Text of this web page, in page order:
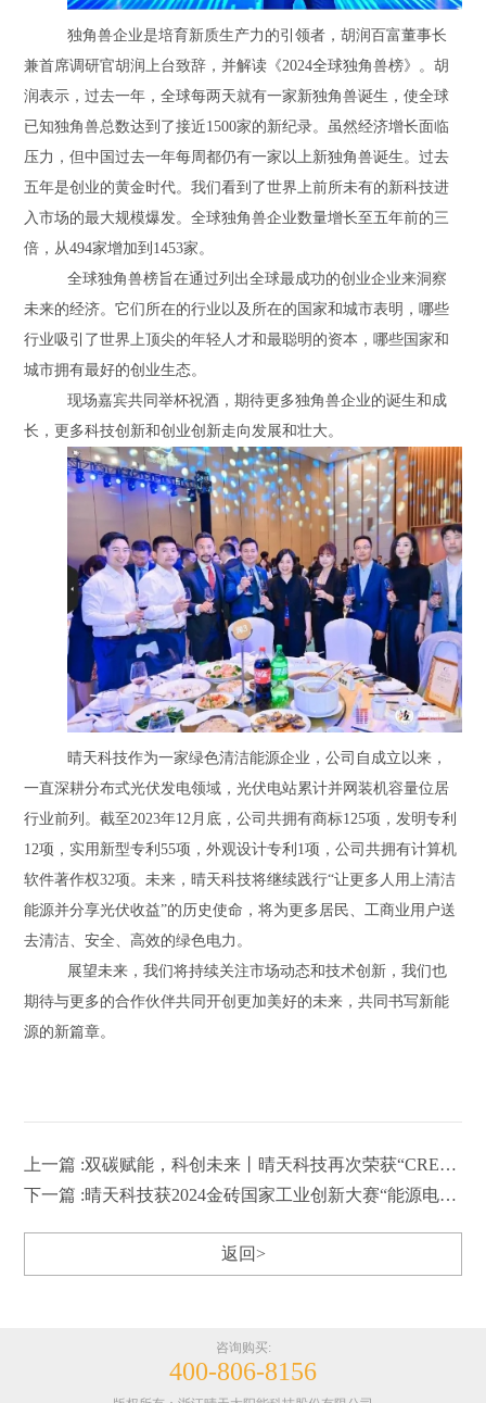
独角兽企业是培育新质生产力的引领者，胡润百富董事长
兼首席调研官胡润上台致辞，并解读《2024全球独角兽榜》。胡
润表示，过去一年，全球每两天就有一家新独角兽诞生，使全球
已知独角兽总数达到了接近1500家的新纪录。虽然经济增长面临
压力，但中国过去一年每周都仍有一家以上新独角兽诞生。过去
五年是创业的黄金时代。我们看到了世界上前所未有的新科技进
入市场的最大规模爆发。全球独角兽企业数量增长至五年前的三
倍，从494家增加到1453家。
全球独角兽榜旨在通过列出全球最成功的创业企业来洞察
未来的经济。它们所在的行业以及所在的国家和城市表明，哪些
行业吸引了世界上顶尖的年轻人才和最聪明的资本，哪些国家和
城市拥有最好的创业生态。
现场嘉宾共同举杯祝酒，期待更多独角兽企业的诞生和成
长，更多科技创新和创业创新走向发展和壮大。
晴天科技作为一家绿色清洁能源企业，公司自成立以来，
一直深耕分布式光伏发电领域，光伏电站累计并网装机容量位居
行业前列。截至2023年12月底，公司共拥有商标125项，发明专利
12项，实用新型专利55项，外观设计专利1项，公司共拥有计算机
软件著作权32项。未来，晴天科技将继续践行“让更多人用上清洁
能源并分享光伏收益”的历史使命，将为更多居民、工商业用户送
去清洁、安全、高效的绿色电力。
展望未来，我们将持续关注市场动态和技术创新，我们也
期待与更多的合作伙伴共同开创更加美好的未来，共同书写新能
源的新篇章。
上一篇 :双碳赋能，科创未来丨晴天科技再次荣获“CREC 2023中国十大分布式光伏系统品牌”奖
下一篇 :晴天科技获2024金砖国家工业创新大赛“能源电子-光伏和新型储能”赛道优秀项目奖
返回>
咨询购买:
400-806-8156